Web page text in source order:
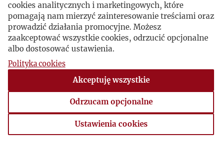
cookies analitycznych i marketingowych, które
pomagają nam mierzyć zainteresowanie treściami oraz
prowadzić działania promocyjne. Możesz
zaakceptować wszystkie cookies, odrzucić opcjonalne
albo dostosować ustawienia.
Polityka cookies
Akceptuję wszystkie
Odrzucam opcjonalne
Ustawienia cookies
Ustawienia cookies